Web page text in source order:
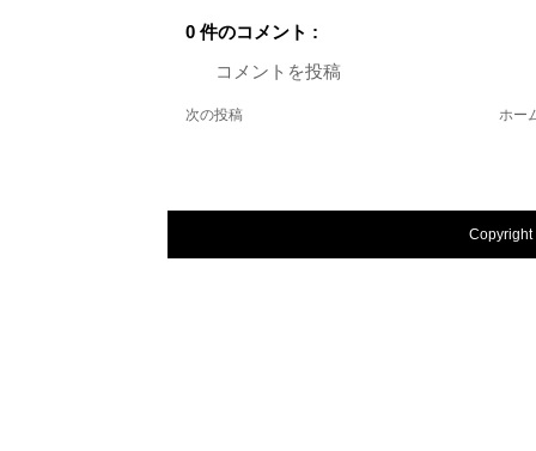
0 件のコメント :
コメントを投稿
次の投稿 ホー
Copyright